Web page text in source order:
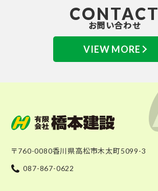
お問い合わせ
CONTACT
VIEW MORE
〒760-0080香川県高松市木太町5099-3
087-867-0622